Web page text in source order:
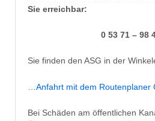
Sie erreichbar:
0 53 71 – 98
Sie finden den ASG in der
…Anfahrt mit dem Routenplaner
Bei Schäden am öffentlichen